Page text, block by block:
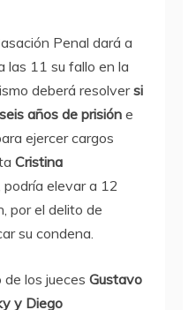
Penal dará a
las 11 su fallo en la
deberá resolversi
años de prisióne
ejercer cargos
Cristina
elevar a 12
por el delito de
su condena.
los jueces Gustavo
y Diego